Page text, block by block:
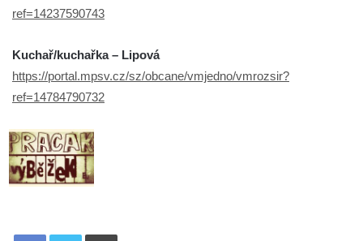
ref=14237590743
Kuchař/kuchařka – Lipová
https://portal.mpsv.cz/sz/obcane/vmjedno/vmrozsir?
ref=14784790732
Tisknout